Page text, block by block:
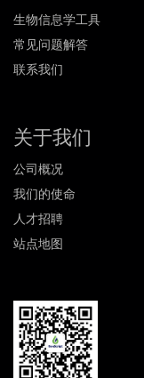
生物信息学工具
常见问题解答
联系我们
关于我们
公司概况
我们的使命
人才招聘
站点地图